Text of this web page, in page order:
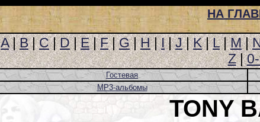
НА
A|B|C|D|E|F|G|H|I|J|K|L|M|
Z|
Гостевая
MP3-альбомы
TONY